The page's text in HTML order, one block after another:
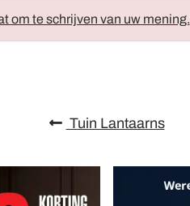
om te schrijven van uw mening.
Tuin Lantaarns